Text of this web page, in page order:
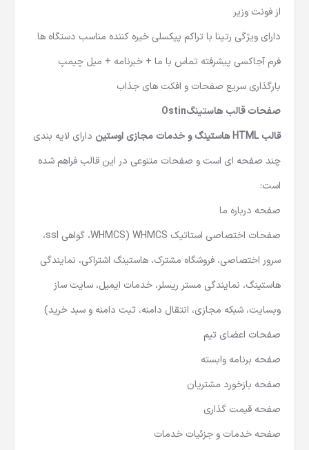
از فونت وزیر
دارای ویژگی رتینا با تراکم پیکسلی خیره کننده مناسب دستگاه ها
فرم آجاکسی پیشرفته تماس با ما + خبرنامه + میل چیمپ
بارگذاری سریع صفحات و افکت های جذاب
صفحاتقالب هاستینگOstin
قالب HTML هاستینگ و خدمات مجازی اوستین
دارای لایه بندی
چند صفحه ای است و صفحات متنوعی در این قالب فراهم شده
است:
صفحه درباره ما
صفحات اختصاصی استاتیک WHMCS (WHMCS، گواهی ssl،
سرور اختصاصی، فروشگاه مشترک، هاستینگ اشتراکی، نمایندگی
هاستینگ، نمایندگی مستر ریسلر، خدمات ایمیل، سایت ساز
وبسایت، شبکه مجازی، انتقال دامنه، ثبت دامنه و سبد خرید)
صفحات اعضای تیم
صفحه برنامه وابسته
صفحه بازخورد مشتریان
صفحه قیمت گذاری
صفحه خدمات و جزئیات خدمات